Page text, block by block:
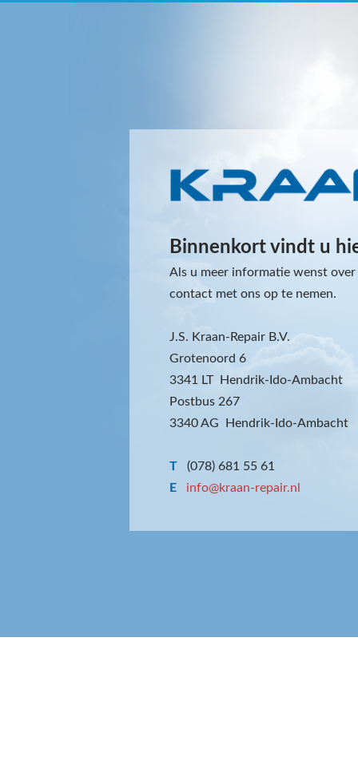
Binnenkort vindt u
Als u meer informatie wenst
contact met ons op te nemen.
J.S. Kraan-Repair B.V.
Grotenoord 6
3341 LT Hendrik-Ido-Ambacht
Postbus 267
3340 AG Hendrik-Ido-Ambacht
T
(078) 681 55 61
E
info@kraan-repair.nl